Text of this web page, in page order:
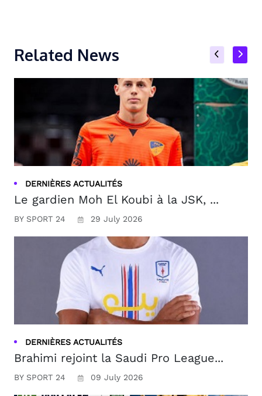
Related News
DERNIÈRES ACTUALITÉS
Le gardien Moh El Koubi à la JSK, ...
BY SPORT 24 29 July 2026
DERNIÈRES ACTUALITÉS
Brahimi rejoint la Saudi Pro League...
BY SPORT 24 09 July 2026